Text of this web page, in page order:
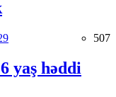
507
yaş həddi